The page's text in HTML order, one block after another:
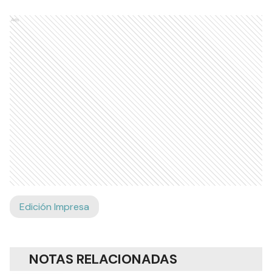
Ads
Edición Impresa
NOTAS RELACIONADAS